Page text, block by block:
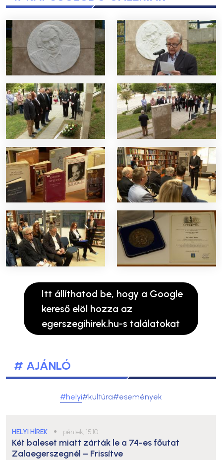
Itt állíthatod be, hogy a Google
kereső elöl hozza az
egerszegihirek.hu-s találatokat
# AJÁNLÓ
#helyi#kultúra#események
HELYI HÍREK ● péntek, 15:10
Két baleset miatt zárták le a 74-es főutat
Zalaegerszegnél – Frissítve